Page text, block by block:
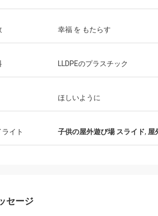
幸福 を もたらす
LLDPEのプラスチック
ほしいように
イト 子供の屋外遊び場 スライド, 屋
セージ